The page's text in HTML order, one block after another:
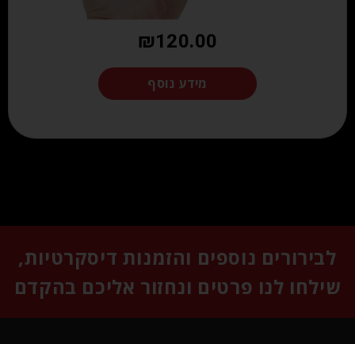
₪120.00
מידע נוסף
לבירורים נוספים והזמנות דיסקרטיות,
שילחו לנו פרטים ונחזור אליכם בהקדם